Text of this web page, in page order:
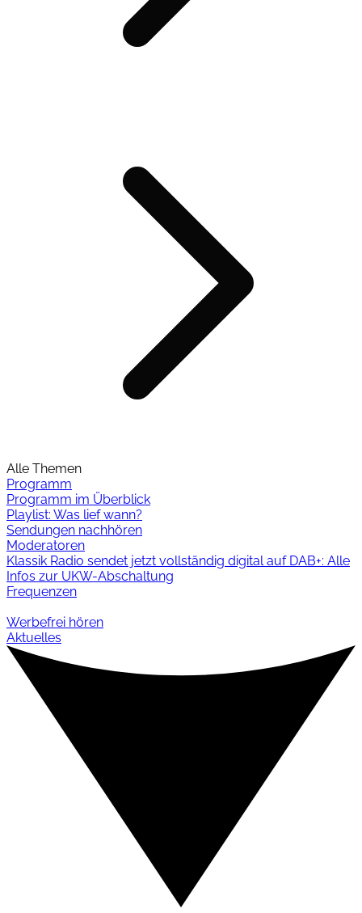
Alle Themen
Programm
Programm im Überblick
Playlist: Was lief wann?
Sendungen nachhören
Moderatoren
Klassik Radio sendet jetzt vollständig digital auf DAB+: Alle
Infos zur UKW-Abschaltung
Frequenzen
Werbefrei hören
Aktuelles